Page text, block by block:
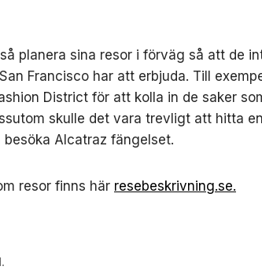
planera sina resor i förväg så att de
Francisco har att erbjuda. Till
District för att kolla in de saker
skulle det vara trevligt att hitta
Alcatraz fängelset.
resor finns här resebeskrivning.se.